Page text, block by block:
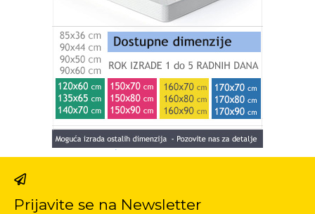
Prijavite se na Newsletter